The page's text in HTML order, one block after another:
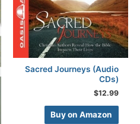
Sacred Journeys (Audio
CDs)
$12.99
Buy on Amazon